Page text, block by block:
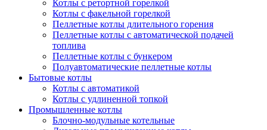
Котлы с ретортной горелкой
Котлы с факельной горелкой
Пеллетные котлы длительного горения
Пеллетные котлы с автоматической подачей
топлива
Пеллетные котлы с бункером
Полуавтоматические пеллетные котлы
Бытовые котлы
Котлы с автоматикой
Котлы с удлиненной топкой
Промышленные котлы
Блочно-модульные котельные